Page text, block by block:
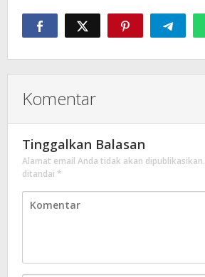
Komentar
Tinggalkan Balasan
Alamat email Anda tidak akan dipublikasikan.
ditandai *